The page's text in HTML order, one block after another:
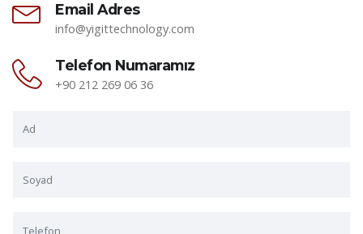
Email Adres
info@yigittechnology.com
Telefon Numaramız
+90 212 269 06 36